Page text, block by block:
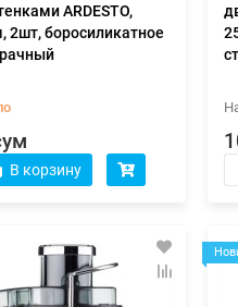
ARDESTO,
2шт, боросиликатное
В корзину